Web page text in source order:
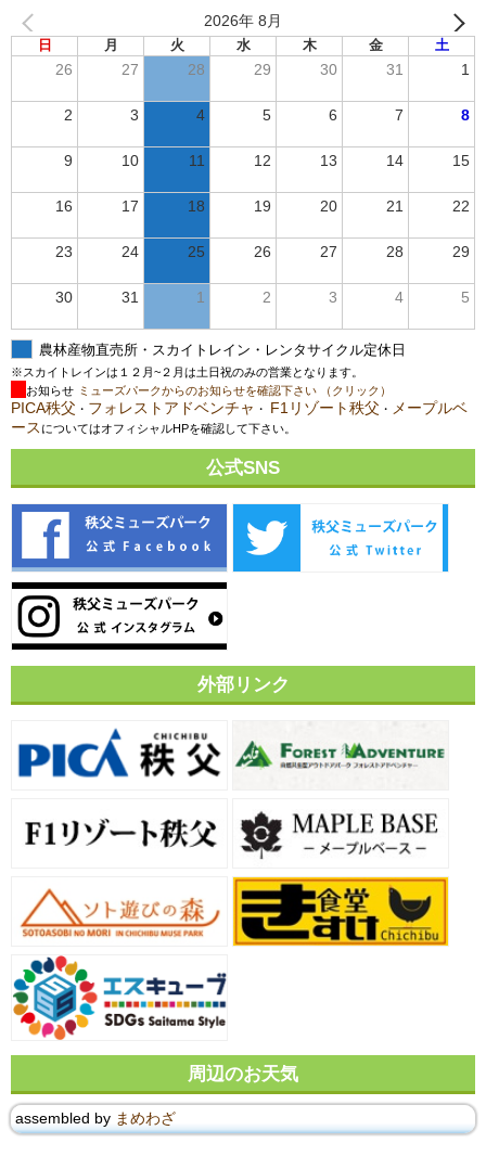
2026年 8月
日 月 火 水 木 金 土
26 27 28 29 30 31 1
2 3 4 5 6 7 8
9 10 11 12 13 14 15
16 17 18 19 20 21 22
23 24 25 26 27 28 29
30 31 1 2 3 4 5
農林産物直売所・スカイトレイン・レンタサイクル定休日
※スカイトレインは１２月~２月は土日祝のみの営業となります。
お知らせ ミューズパークからのお知らせを確認下さい （クリック）
PICA秩父 ・ フォレストアドベンチャ ・ F1リゾート秩父 ・ メープルベ
ース についてはオフィシャルHPを確認して下さい。
公式SNS
外部リンク
周辺のお天気
assembled by まめわざ